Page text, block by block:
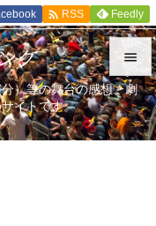


メニュ

 RSS Feedly
ク
）等の舞台の感想、劇
イトです。